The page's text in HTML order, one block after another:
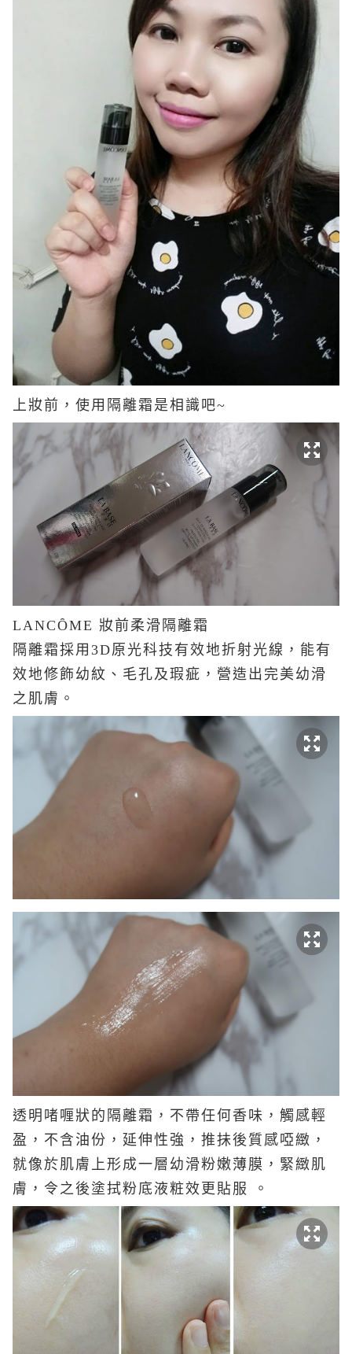
上妝前，使用 隔離霜是相識吧~
LANCȎME 妝前柔滑隔離霜
隔離霜採用3D原光科技有效地折射光線，能有
效地修飾幼紋、毛孔及瑕疵，營造出完美幼滑
之肌膚。
透明啫喱狀的隔離霜，不帶任何香味，觸感輕
盈，不含油份，延伸性強，推抺後質感啞緻，
就像於肌膚上形成一層幼滑粉嫩薄膜，緊緻肌
膚，令之後塗拭粉底液粧效更貼服 。